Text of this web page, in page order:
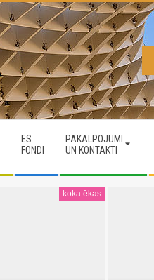
ES
FONDI
PAKALPOJUMI
UN KONTAKTI
koka ēkas